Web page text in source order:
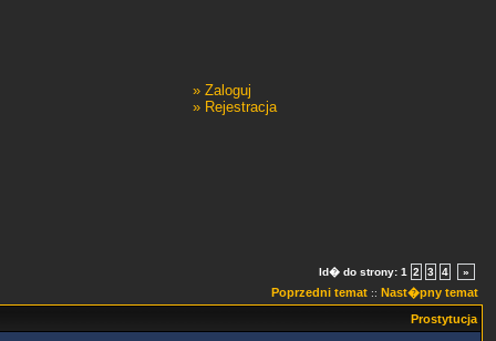
» Zaloguj
» Rejestracja
Id� do strony: 1 2 3 4 »
Poprzedni temat :: Nast�pny temat
Prostytucja